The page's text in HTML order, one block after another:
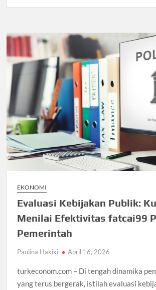
EKONOMI
Evaluasi Kebijakan Publik:
Menilai Efektivitas fatcai99
Pemerintah
Paulina Hakiki April 16, 2026
turkeconom.com – Di tengah dinamika
yang terus bergerak, istilah evaluasi